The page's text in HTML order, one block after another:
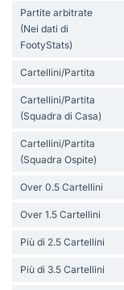
Partite arbitrate
(Nei dati di
FootyStats)
Cartellini/Partita
Cartellini/Partita
(Squadra di Casa)
Cartellini/Partita
(Squadra Ospite)
Over 0.5 Cartellini
Over 1.5 Cartellini
Più di 2.5 Cartellini
Più di 3.5 Cartellini